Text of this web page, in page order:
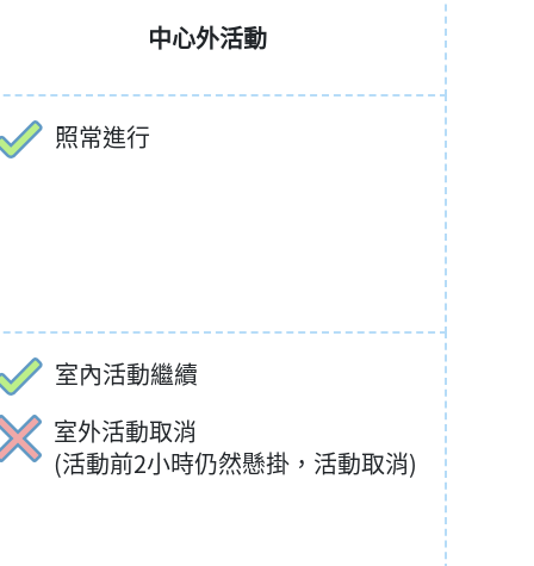
中心外活動
照常進行
室內活動繼續
室外活動取消
(活動前2小時仍然懸掛，活動取消)